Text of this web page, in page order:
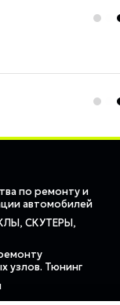
по ремонту и
автомобилей
СКУТЕРЫ,
узлов. Тюнинг